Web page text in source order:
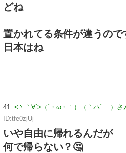
どね
置かれてる条件が違うので
日本はね
41: <丶｀∀´>（´・ω・｀）（｀ハ´ ）さ
ID:tfe0zjUj
いや自由に帰れるんだが
何で帰らない？🤔